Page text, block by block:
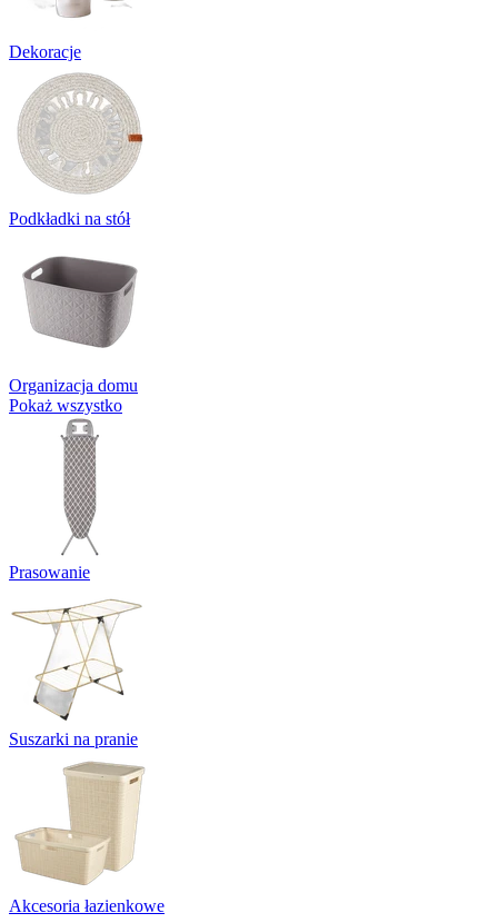
Dekoracje
Podkładki na stół
Organizacja domu
Pokaż wszystko
Prasowanie
Suszarki na pranie
Akcesoria łazienkowe